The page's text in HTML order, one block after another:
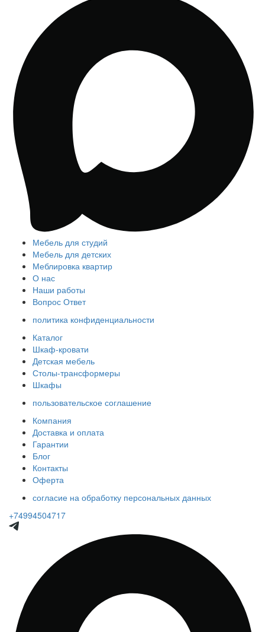
Мебель для студий
Мебель для детских
Меблировка квартир
О нас
Наши работы
Вопрос Ответ
политика конфиденциальности
Каталог
Шкаф-кровати
Детская мебель
Столы-трансформеры
Шкафы
пользовательское соглашение
Компания
Доставка и оплата
Гарантии
Блог
Контакты
Оферта
согласие на обработку персональных данных
+74994504717